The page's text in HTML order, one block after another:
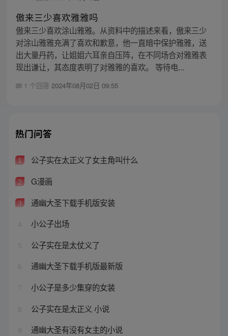
傲来三少喜欢雅雅吗
傲来三少喜欢涂山雅雅。从资料中的描述来看，傲来三少
对涂山雅雅充满了喜欢和歉意，他一直暗中保护雅雅，送
出大量丹药，让姐姐六耳亲自压阵，在不同场合对雅雅表
现出谦让，其态度表明了对雅雅的喜欢。 等待电...
1 个回答 2024年08月02日 09:55
热门问答
1 公子实在太正义了女主角叫什么
2 G漫画
3 通幽大圣下载手机版安装
4 小公子出场
5 公子实在是太仗义了
6 通幽大圣下载手机版最新版
7 小公子是多少集穿的女装
8 公子实在是太正义 小说
9 通幽大圣有没有女主的小说